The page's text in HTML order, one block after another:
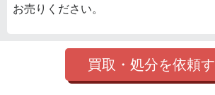
お売りください。
買取・処分を依頼